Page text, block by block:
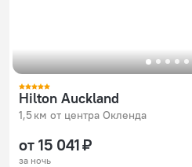
Hilton Auckland
1,5 км от центра Окленда
от 15 041 ₽
за ночь